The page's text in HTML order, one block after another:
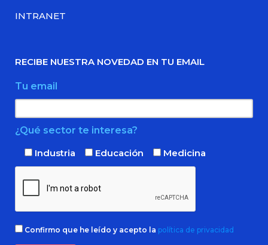
INTRANET
RECIBE NUESTRA NOVEDAD EN TU EMAIL
Tu email
¿Qué sector te interesa?
Industria
Educación Medicina
Confirmo que he leído y acepto la política de privacidad